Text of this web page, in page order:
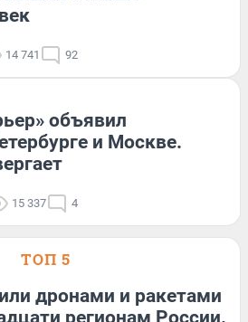
14 741 92
объявил
и Москве.
15 337 4
ТОП 5
дронами и ракетами
регионам России.